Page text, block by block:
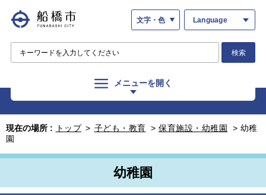
文字・色 Language
検索
メニューを開く
現在の場所 : トップ > 子ども・教育 > 保育施設・幼稚園 > 幼稚
園
幼稚園